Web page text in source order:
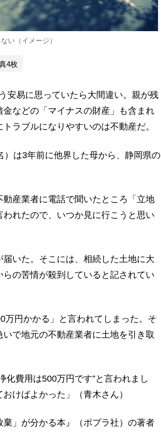
い（イメージ）
4枚
易に思っていたら大間違い。親が残
などの「マイナスの財産」も含まれ
ラブルになりやすいのは不動産だ。
は3年前に他界した母から、静岡県の
産業者に電話で聞いたところ「立地
れたので、いつか見に行こうと思い
いた。そこには、相続した土地に大
の苦情が殺到していると記されてい
円かかる」と言われてしまった。そ
で地元の不動産業者に土地を引き取
化費用は500万円です”と言われまし
けばよかった」（青木さん）
棄」が分かる本』（ポプラ社）の著者